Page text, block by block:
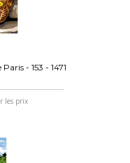
- 153 - 1471
les prix